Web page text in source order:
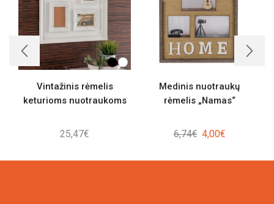
Vintažinis rėmelis
keturioms nuotraukoms
25,47€
Medinis nuotraukų
rėmelis „Namas“
6,74€ Original
was:
4,00€Current
is: